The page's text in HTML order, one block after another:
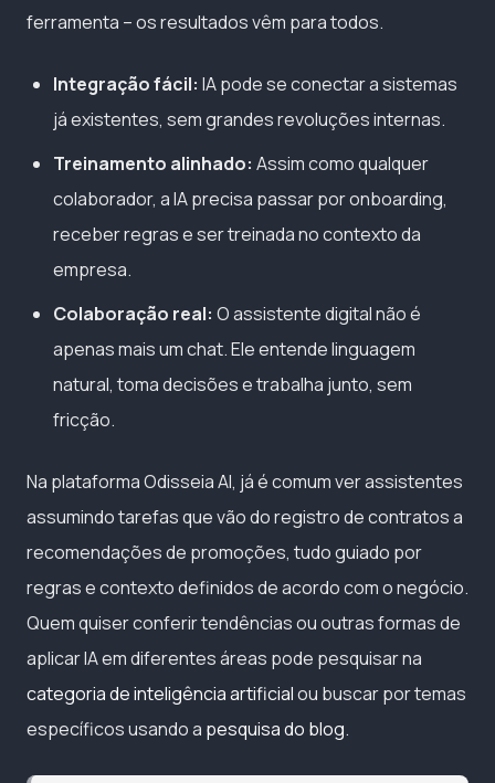
ferramenta – os resultados vêm para todos.
Integração fácil: IA pode se conectar a sistemas
já existentes, sem grandes revoluções internas.
Treinamento alinhado: Assim como qualquer
colaborador, a IA precisa passar por onboarding,
receber regras e ser treinada no contexto da
empresa.
Colaboração real: O assistente digital não é
apenas mais um chat. Ele entende linguagem
natural, toma decisões e trabalha junto, sem
fricção.
Na plataforma Odisseia AI, já é comum ver assistentes
assumindo tarefas que vão do registro de contratos a
recomendações de promoções, tudo guiado por
regras e contexto definidos de acordo com o negócio.
Quem quiser conferir tendências ou outras formas de
aplicar IA em diferentes áreas pode pesquisar na
categoria de inteligência artificialou buscar por temas
específicos usando a pesquisa do blog.